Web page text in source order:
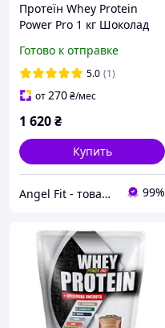
Протеїн Whey Protein
Power Pro 1 кг Шоколад
Готово к отправке
5.0 (1)
от270₴/мес
1 620₴
Купить
Angel Fit - товари для здоров'я, спорту та активного життя 99%